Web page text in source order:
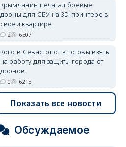
Крымчанин печатал боевые
дроны для СБУ на 3D-принтере в
своей квартире
2 6507
Кого в Севастополе готовы взять
на работу для защиты города от
дронов
0 6215
Показать все новости
Обсуждаемое